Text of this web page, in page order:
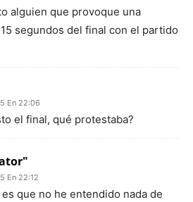
alguien que provoque una
segundos del final con el partido
En 22:06
el final, qué protestaba?
En 22:12
que no he entendido nada de